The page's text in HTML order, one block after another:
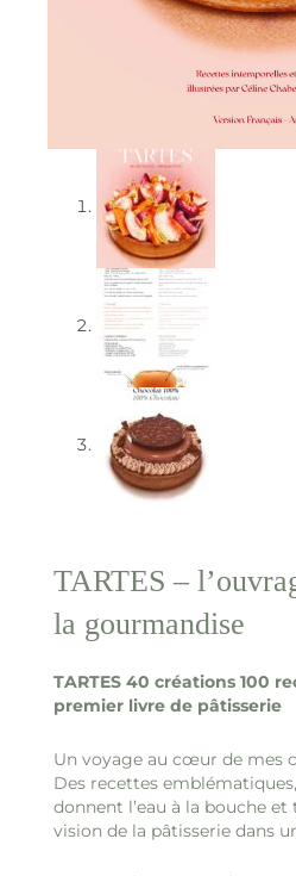
TARTES –
la gourmandise
TARTES 40 créations 100
premier livre de pâtisserie
Un voyage au cœur de mes
Des recettes
donnent l’eau à la bouche
vision de la pâtisserie dans